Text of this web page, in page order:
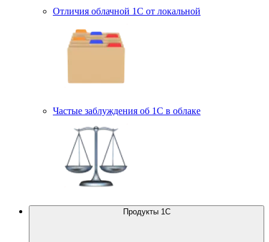
Отличия облачной 1С от локальной
Частые заблуждения об 1С в облаке
Продукты 1С